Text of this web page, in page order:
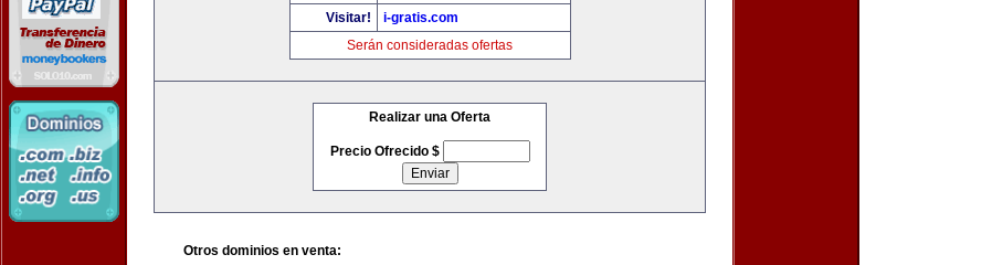
Visitar!
i-gratis.com
Serán consideradas ofertas
Realizar una Oferta
Precio Ofrecido $
Otros dominios en venta: